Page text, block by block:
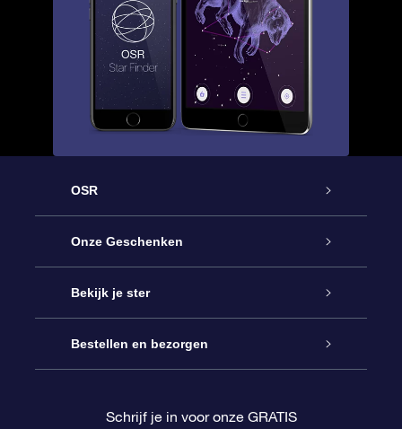
OSR
Service
Contact
Blog
Onze Geschenken
Online Star Gift
OSR Cadeaupakket
Bekijk je ster
Sterrenregister
Bestellen en bezorgen
Schrijf je in voor onze GRATIS